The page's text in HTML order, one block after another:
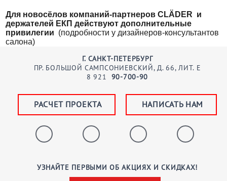
Для новосёлов компаний-партнеров CLÄDER и
держателей ЕКП действуют дополнительные
привилегии (подробности у дизайнеров-консультантов
салона)
Г. САНКТ-ПЕТЕРБУРГ
ПР. БОЛЬШОЙ САМПСОНИЕВСКИЙ, Д. 66, ЛИТ. Е
8921 90-700-90
РАСЧЕТ ПРОЕКТА НАПИСАТЬ НАМ
УЗНАЙТЕ ПЕРВЫМИ ОБ АКЦИЯХ И СКИДКАХ!